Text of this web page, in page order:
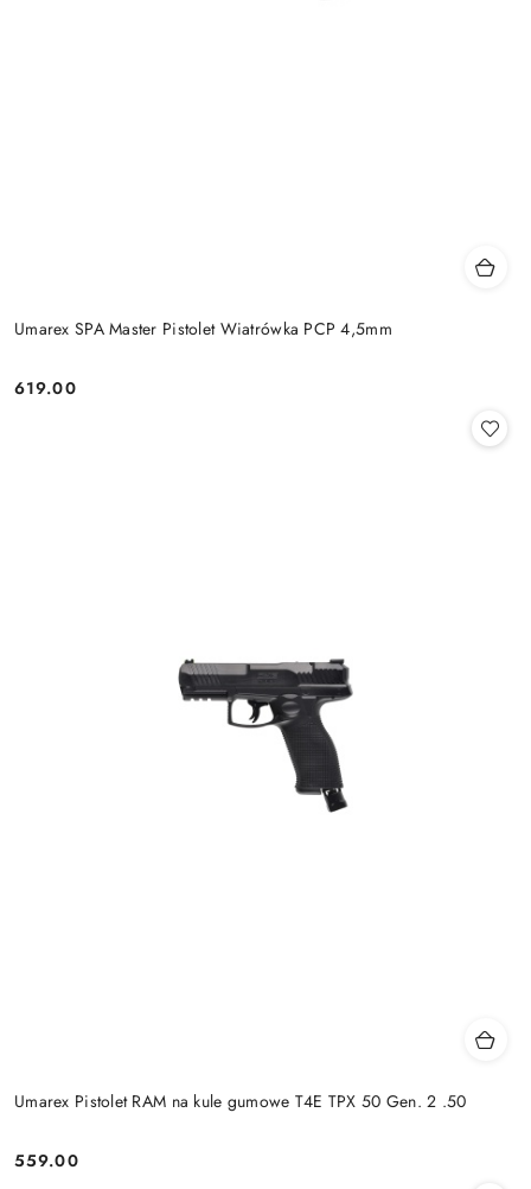
Umarex SPA Master Pistolet Wiatrówka PCP 4,5mm
Cena:
619.00
Umarex Pistolet RAM na kule gumowe T4E TPX 50 Gen. 2 .50
Cena:
559.00